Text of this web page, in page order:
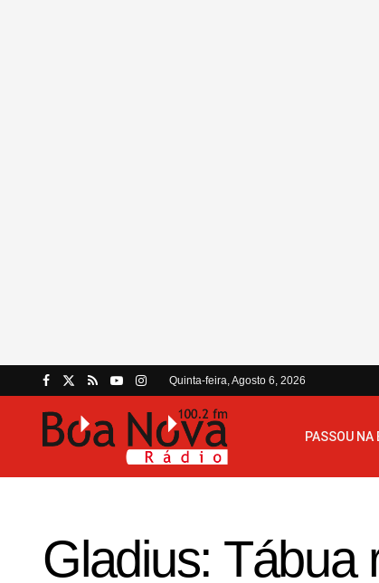
Quinta-feira, Agosto 6, 2026
PASSOU NA
Gladius: Tábua